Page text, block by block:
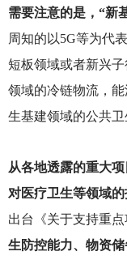
需要注意的是，“新
周知的以5G等为代
短板领域或者新兴
领域的冷链物流，
生基建领域的公共卫
从各地透露的重大
对医疗卫生等领域的
出台《关于支持重
生防控能力、物资